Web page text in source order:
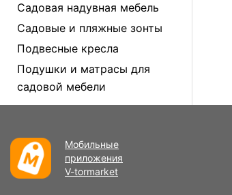
Садовая надувная мебель
Садовые и пляжные зонты
Подвесные кресла
Подушки и матрасы для
садовой мебели
Мобильные
приложения
V-tormarket